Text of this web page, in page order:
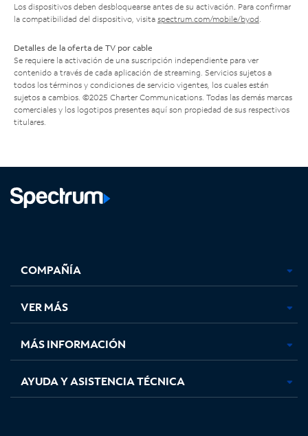
Los dispositivos deben desbloquearse antes de su activación. Para confirmar
la compatibilidad del dispositivo, visita spectrum.com/mobile/byod
Detalles de la oferta de TV por cable
Se requiere la activación de una suscripción independiente para ver
contenido a través de cada aplicación de streaming. Servicios sujetos a
todos los términos y condiciones de servicio vigentes, los cuales están
sujetos a cambios. ©2025 Charter Communications. Todas las demás marcas
comerciales y los logotipos presentes aquí son propiedad de sus respectivos
titulares.
abre
en
pestaña
nueva
abre
en
pestaña
nueva
abre
en
pestaña
nueva
en
nueva
COMPAÑÍA
VER MÁS
MÁS INFORMACIÓN
AYUDA Y ASISTENCIA TÉCNICA